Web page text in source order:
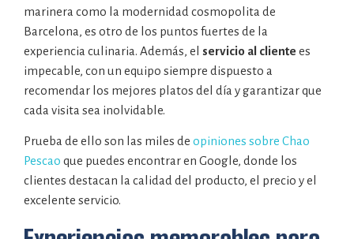
marinera como la modernidad cosmopolita de
Barcelona, es otro de los puntos fuertes de la
experiencia culinaria. Además, el servicio al cliente es
impecable, con un equipo siempre dispuesto a
recomendar los mejores platos del día y garantizar que
cada visita sea inolvidable.
Prueba de ello son las miles de opiniones sobre Chao
Pescao que puedes encontrar en Google, donde los
clientes destacan la calidad del producto, el precio y el
excelente servicio.